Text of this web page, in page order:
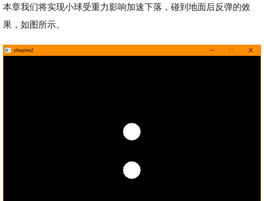
本章我们将实现小球受重力影响加速下落，碰到地面后反弹的效
果，如图所示。